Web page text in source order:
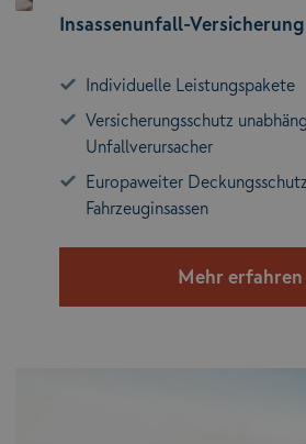
Insassenunfall-Versicherung
Individuelle Leistungspakete
Versicherungsschutz
Unfallverursacher
Europaweiter
Fahrzeuginsassen
Mehr erfahren